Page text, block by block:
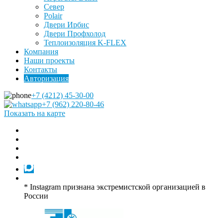
Север
Polair
Двери Ирбис
Двери Профхолод
Теплоизоляция K-FLEX
Компания
Наши проекты
Контакты
Авторизация
+7 (4212) 45-30-00
+7 (962) 220-80-46
Показать на карте
* Instagram признана экстремистской организацией в
России